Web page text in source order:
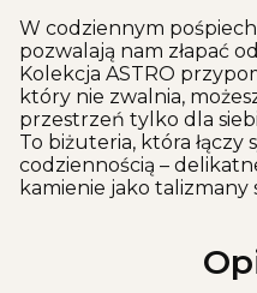
W codziennym
pozwalają nam złapać
Kolekcja ASTRO
który nie zwalnia,
przestrzeń tylko dla
To biżuteria, która łączy
codziennością –
kamienie jako talizmany